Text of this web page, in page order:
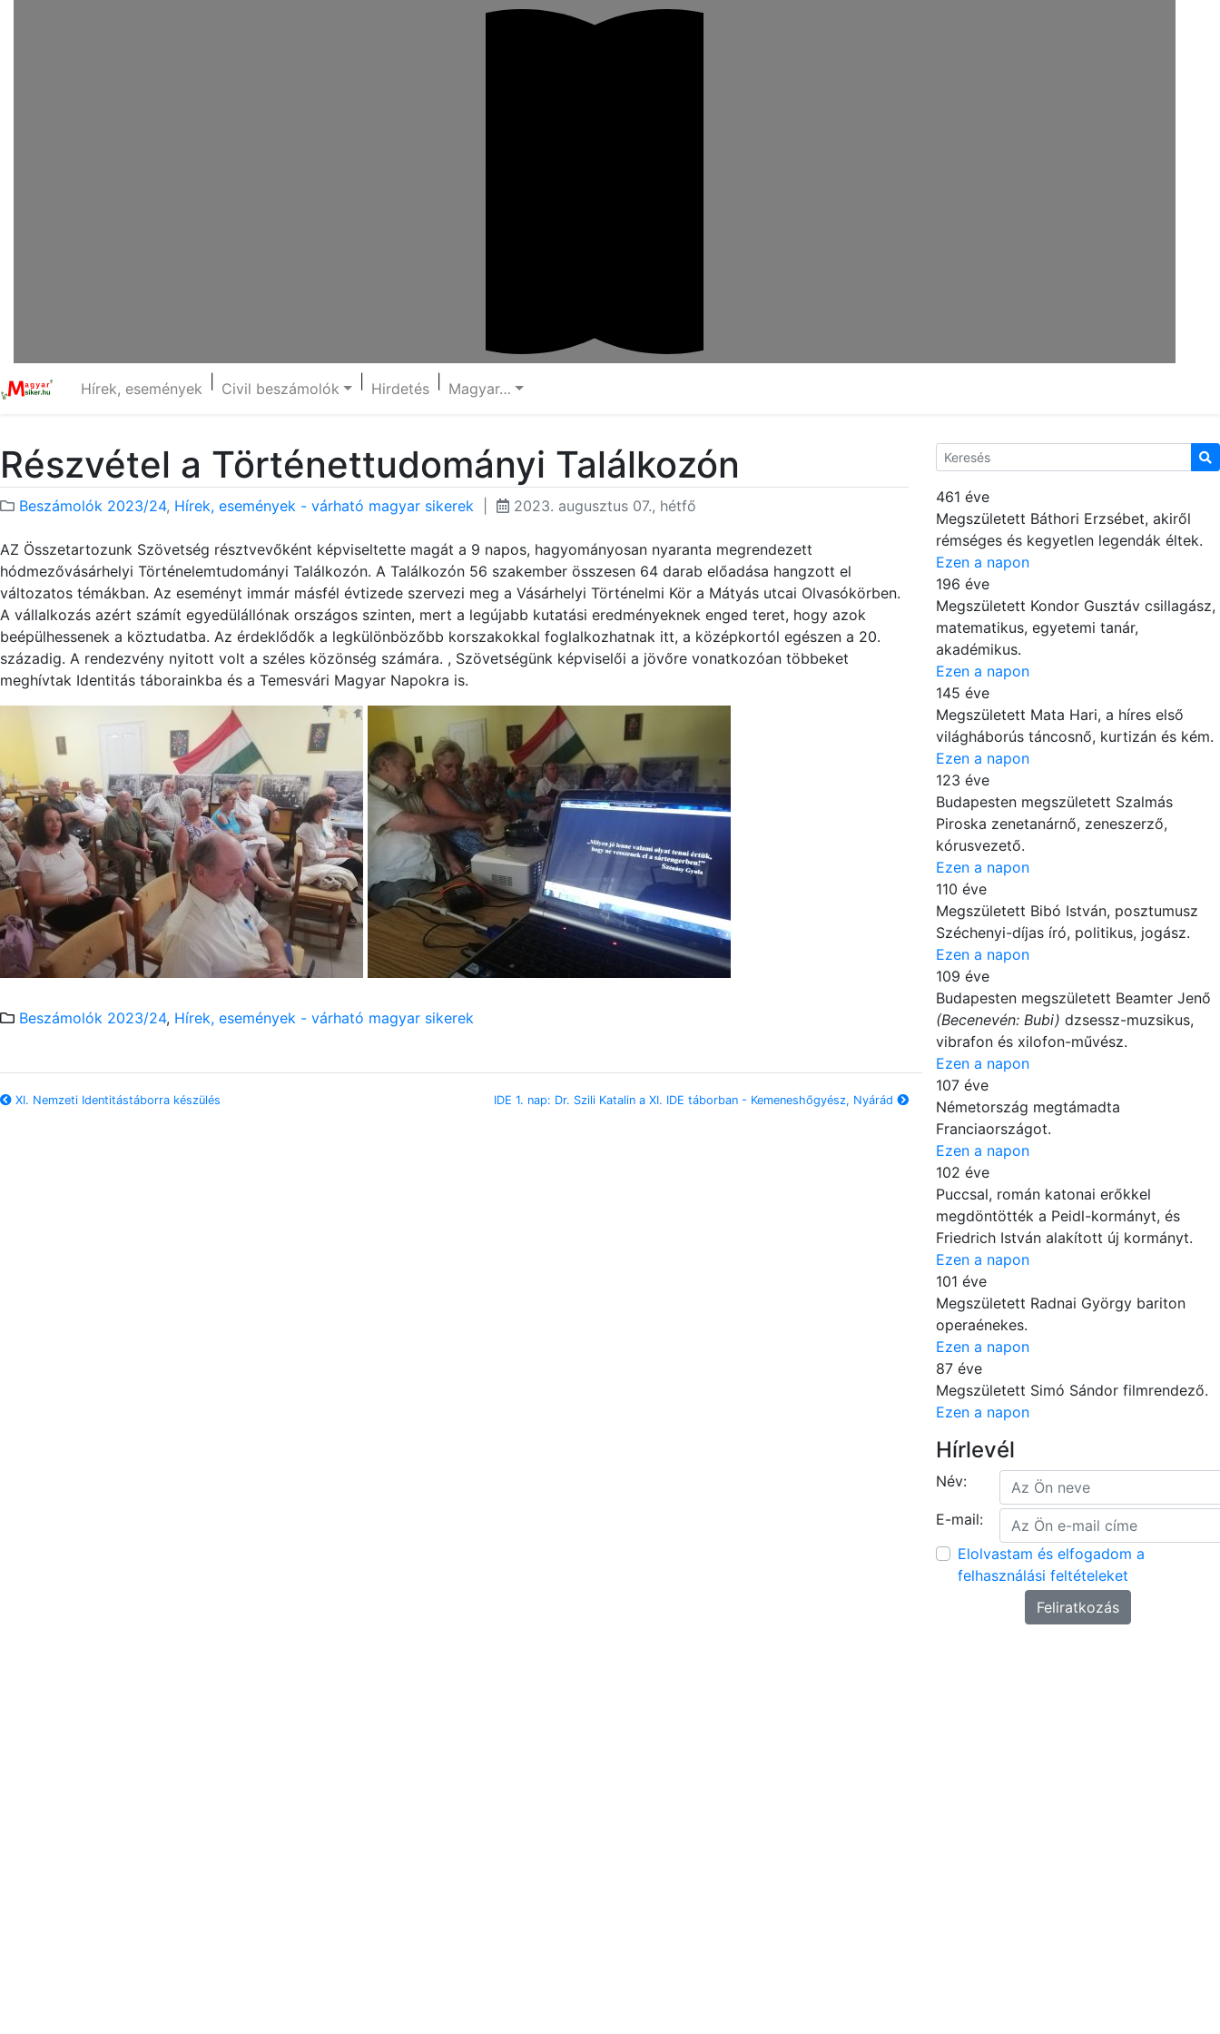
Hírek, események Civil beszámolók Hirdetés Magyar…
Részvétel a Történettudományi Találkozón
Beszámolók 2023/24, Hírek, események - várható magyar sikerek 2023. augusztus 07., hétfő
AZ Összetartozunk Szövetség résztvevőként képviseltette magát a 9 napos, hagyományosan nyaranta megrendezett
hódmezővásárhelyi Történelemtudományi Találkozón. A Találkozón 56 szakember összesen 64 darab előadása hangzott el
változatos témákban. Az eseményt immár másfél évtizede szervezi meg a Vásárhelyi Történelmi Kör a Mátyás utcai Olvasókörben.
A vállalkozás azért számít egyedülállónak országos szinten, mert a legújabb kutatási eredményeknek enged teret, hogy azok
beépülhessenek a köztudatba. Az érdeklődők a legkülönbözőbb korszakokkal foglalkozhatnak itt, a középkortól egészen a 20.
századig. A rendezvény nyitott volt a széles közönség számára. , Szövetségünk képviselői a jövőre vonatkozóan többeket
meghívtak Identitás táborainkba és a Temesvári Magyar Napokra is.
Beszámolók 2023/24, Hírek, események - várható magyar sikerek
XI. Nemzeti Identitástáborra készülés IDE 1. nap: Dr. Szili Katalin a XI. IDE táborban - Kemeneshőgyész, Nyárád
461 éve
Megszületett Báthori Erzsébet, akiről
rémséges és kegyetlen legendák éltek.
Ezen a napon
196 éve
Megszületett Kondor Gusztáv csillagász,
matematikus, egyetemi tanár,
akadémikus.
Ezen a napon
145 éve
Megszületett Mata Hari, a híres első
világháborús táncosnő, kurtizán és kém.
Ezen a napon
123 éve
Budapesten megszületett Szalmás
Piroska zenetanárnő, zeneszerző,
kórusvezető.
Ezen a napon
110 éve
Megszületett Bibó István, posztumusz
Széchenyi-díjas író, politikus, jogász.
Ezen a napon
109 éve
Budapesten megszületett Beamter Jenő
(Becenevén: Bubi) dzsessz-muzsikus,
vibrafon és xilofon-művész.
Ezen a napon
107 éve
Németország megtámadta
Franciaországot.
Ezen a napon
102 éve
Puccsal, román katonai erőkkel
megdöntötték a Peidl-kormányt, és
Friedrich István alakított új kormányt.
Ezen a napon
101 éve
Megszületett Radnai György bariton
operaénekes.
Ezen a napon
87 éve
Megszületett Simó Sándor filmrendező.
Ezen a napon
Hírlevél
Név:
E-mail:
Elolvastam és elfogadom a
felhasználási feltételeket